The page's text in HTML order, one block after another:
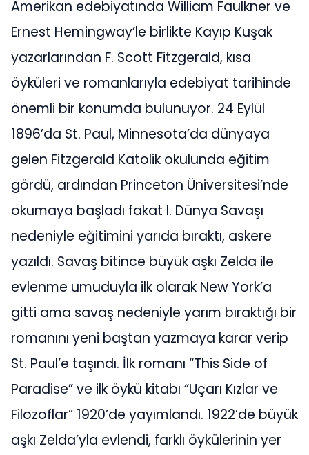
Amerikan edebiyatında William Faulkner ve
Ernest Hemingway’le birlikte Kayıp Kuşak
yazarlarından F. Scott Fitzgerald, kısa
öyküleri ve romanlarıyla edebiyat tarihinde
önemli bir konumda bulunuyor. 24 Eylül
1896’da St. Paul, Minnesota’da dünyaya
gelen Fitzgerald Katolik okulunda eğitim
gördü, ardından Princeton Üniversitesi’nde
okumaya başladı fakat I. Dünya Savaşı
nedeniyle eğitimini yarıda bıraktı, askere
yazıldı. Savaş bitince büyük aşkı Zelda ile
evlenme umuduyla ilk olarak New York’a
gitti ama savaş nedeniyle yarım bıraktığı bir
romanını yeni baştan yazmaya karar verip
St. Paul’e taşındı. İlk romanı “This Side of
Paradise” ve ilk öykü kitabı “Uçarı Kızlar ve
Filozoflar” 1920’de yayımlandı. 1922’de büyük
aşkı Zelda’yla evlendi, farklı öykülerinin yer